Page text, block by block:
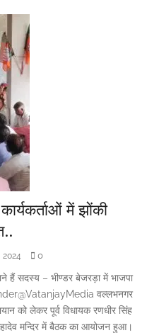
में झोंकी
2024 0
हैं सदस्य – भीण्डर बेजरड़ा में भाजपा
वल्लभनगर
को लेकर पूर्व विधायक रणधीर सिंह
मन्दिर में बैठक का आयोजन हुआ।